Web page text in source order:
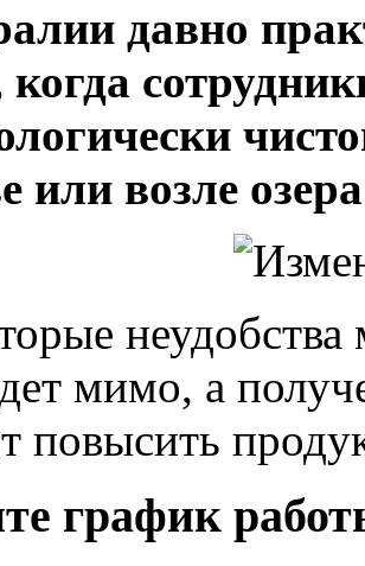
давно
когда
или возле
неудобства
мимо, а
повысить
график